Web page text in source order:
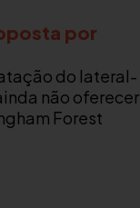
por
do lateral-
não oferecer
Forest